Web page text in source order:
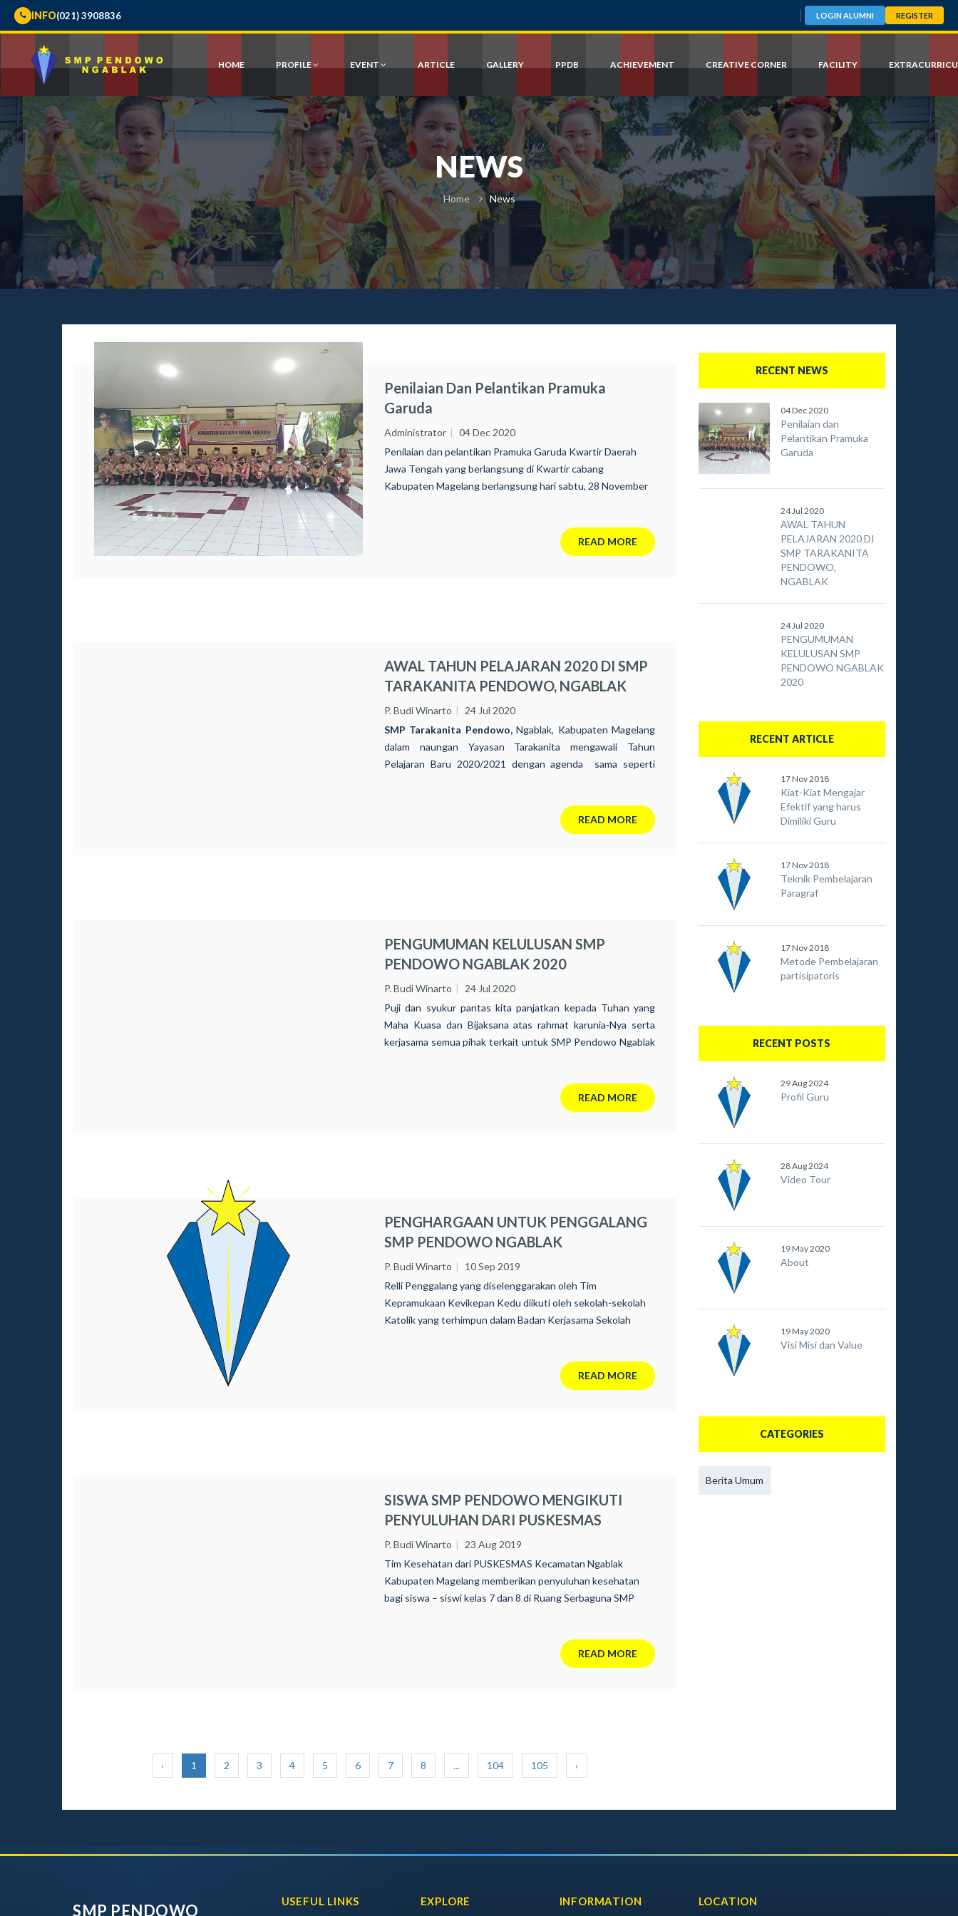
INFO(021) 3908836 LOGIN ALUMNI REGISTER
HOME PROFILE EVENT ARTICLE GALLERY PPDB ACHIEVEMENT CREATIVE CORNER FACILITY
NEWS
Home News
Penilaian Dan Pelantikan Pramuka
Garuda
Administrator
04 Dec 2020
Penilaian dan pelantikan Pramuka Garuda Kwartir Daerah
Jawa Tengah yang berlangsung di Kwartir cabang
Kabupaten Magelang berlangsung hari sabtu, 28 November
READ MORE
AWAL TAHUN PELAJARAN 2020 DI SMP
TARAKANITA PENDOWO, NGABLAK
P. Budi Winarto
24 Jul 2020
SMP Tarakanita Pendowo,Ngablak, Kabupaten Magelang
dalam naungan Yayasan Tarakanita mengawali Tahun
Pelajaran Baru 2020/2021 dengan agenda sama seperti
jenjang pendidikan baik Pendidikan Usia Dini (KB/TK), SD,
SMP, maupun SMA/SMK telah memulai Tahun Pelajaran Baru
READ MORE
PENGUMUMAN KELULUSAN SMP
PENDOWO NGABLAK 2020
P. Budi Winarto
24 Jul 2020
Puji dan syukur pantas kita panjatkan kepada Tuhan yang
Maha Kuasa dan Bijaksana atas rahmat karunia-Nya serta
kerjasama semua pihak terkait untuk SMP Pendowo Ngablak
seluruh proses pembelajaran hingga hari ini: Jumat 05 Juni
READ MORE
PENGHARGAAN UNTUK PENGGALANG
SMP PENDOWO NGABLAK
P. Budi Winarto
10 Sep 2019
Relli Penggalang yang diselenggarakan oleh Tim
Kepramukaan Kevikepan Kedu diikuti oleh sekolah-sekolah
Katolik yang terhimpun dalam Badan Kerjasama Sekolah
2019* Masing-masing sekolah mengirimkan Penggalang, satu
regu putra dan satu regu putri disertai dua kakak pembina
READ MORE
SISWA SMP PENDOWO MENGIKUTI
PENYULUHAN DARI PUSKESMAS
NGABLAK
P. Budi Winarto
23 Aug 2019
Tim Kesehatan dari PUSKESMAS Kecamatan Ngablak
Kabupaten Magelang memberikan penyuluhan kesehatan
bagi siswa – siswi kelas 7 dan 8 di Ruang Serbaguna SMP
READ MORE
‹ 1 2 3 4 5 6 7 8 ... 104 105 ›
RECENT NEWS
04 Dec 2020
Penilaian dan
Pelantikan Pramuka
Garuda
24 Jul 2020
AWAL TAHUN
PELAJARAN 2020 DI
SMP TARAKANITA
PENDOWO,
NGABLAK
24 Jul 2020
PENGUMUMAN
KELULUSAN SMP
PENDOWO NGABLAK
2020
RECENT ARTICLE
17 Nov 2018
Kiat-Kiat Mengajar
Efektif yang harus
Dimiliki Guru
17 Nov 2018
Teknik Pembelajaran
Paragraf
17 Nov 2018
Metode Pembelajaran
partisipatoris
RECENT POSTS
29 Aug 2024
Profil Guru
28 Aug 2024
Video Tour
19 May 2020
About
19 May 2020
Visi Misi dan Value
CATEGORIES
Berita Umum
SMP PENDOWO USEFUL LINKS EXPLORE INFORMATION LOCATION